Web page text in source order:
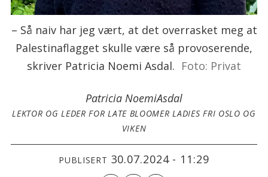
– Så naiv har jeg vært, at det overrasket meg at
Palestinaflagget skulle være så provoserende,
skriver Patricia Noemi Asdal. Foto: Privat
Patricia NoemiAsdal
LEKTOR OG LEDER FOR LATE BLOOMER LADIES FRI OSLO OG
VIKEN
PUBLISERT 30.07.2024 - 11:29